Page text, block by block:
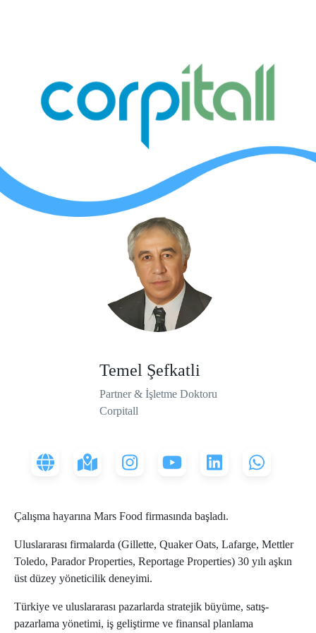
Temel Şefkatli
Partner & İşletme Doktoru
Corpitall
Çalışma hayarına Mars Food firmasında başladı.
Uluslararası firmalarda (Gillette, Quaker Oats, Lafarge, Mettler
Toledo, Parador Properties, Reportage Properties) 30 yılı aşkın
üst düzey yöneticilik deneyimi.
Türkiye ve uluslararası pazarlarda stratejik büyüme, satış-
pazarlama yönetimi, iş geliştirme ve finansal planlama